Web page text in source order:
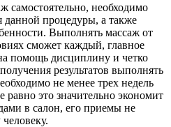
самостоятельно, необходимо
данной процедуры, а также
Выполнять массаж от
сможет каждый, главное
помощь дисциплину и четко
результатов выполнять
не менее трех недель
равно это значительно экономит
в салон, его приемы не